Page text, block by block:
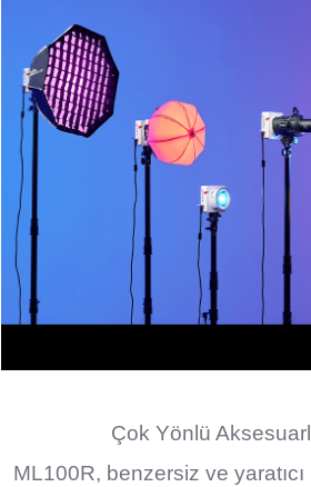
Çok Yönlü Aksesua
ML100R, benzersiz ve